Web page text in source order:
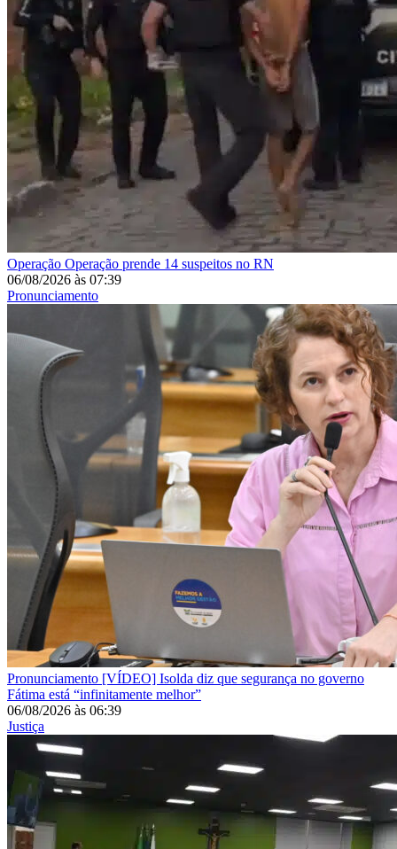
Operação Operação prende 14 suspeitos no RN
06/08/2026 às 07:39
Pronunciamento
Pronunciamento [VÍDEO] Isolda diz que segurança no governo
Fátima está “infinitamente melhor”
06/08/2026 às 06:39
Justiça